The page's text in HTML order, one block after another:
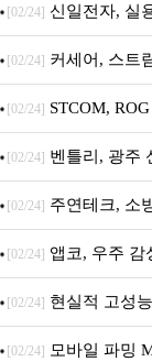
그라나이트S 출시
[02/24] 신일전자, 실
출시
[02/24] 커세어, 스트
드 v2 와이어리스
[02/24] STCOM,
Crosshair X870E
[02/24] 벤틀리, 광주
픈
[02/24] 주연테크, 소
니터·스마트 펫 침
[02/24] 앱코, 우주 감
브랜드데이 기획전
[02/24] 현실적 고성
M.2 NVMe 디앤디
[02/24] 모바일 파밍